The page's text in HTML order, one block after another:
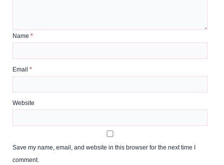
Name*
Email*
Website
Save my name, email, and website in this browser for the next time I
comment.